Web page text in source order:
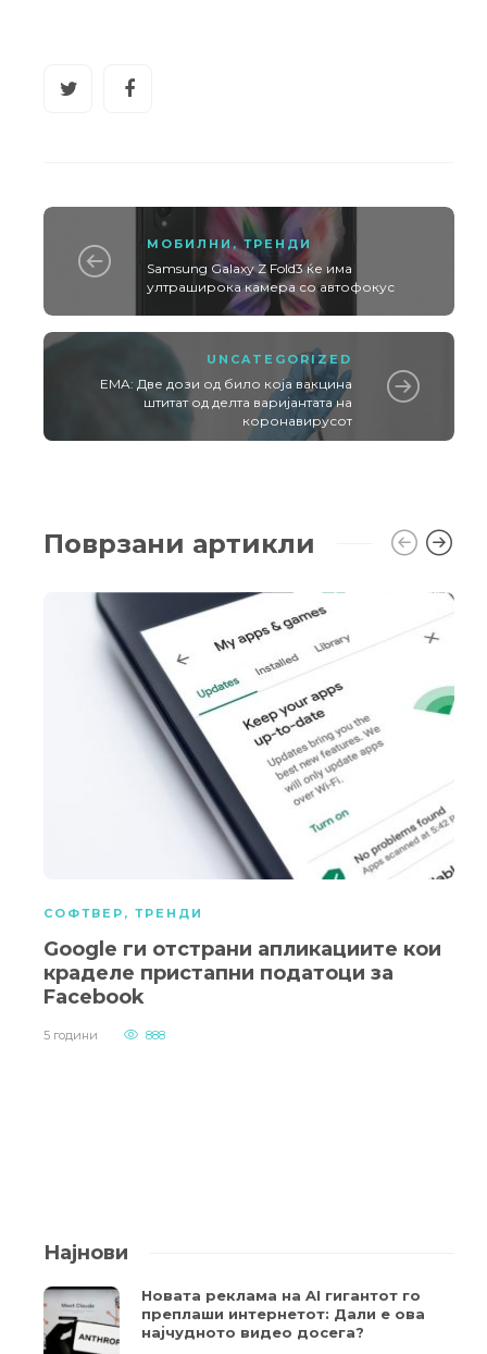
МОБИЛНИ ,ТРЕНДИ
Samsung Galaxy Z Fold3 ќе има
ултраширока камера со автофокус
UNCATEGORIZED
EMA: Две дози од било која вакцина
штитат од делта варијантата на
коронавирусот
Поврзани артикли
СОФТВЕР , ТРЕНДИ
Google ги отстрани апликациите кои
краделе пристапни податоци за
Facebook
5 години 888
Најнови
Новата реклама на AI гигантот го
преплаши интернетот: Дали е ова
најчудното видео досега?